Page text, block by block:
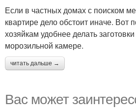
Если в частных домах с поиском
квартире дело обстоит иначе. Вот
хозяйкам удобнее делать
морозильной камере.
читать дальше →
Вас может